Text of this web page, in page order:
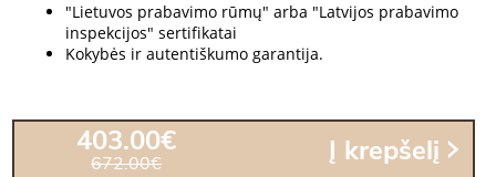
"Lietuvos prabavimo rūmų" arba "Latvijos prabavimo
inspekcijos" sertifikatai
Kokybės ir autentiškumo garantija.
403.00€
672.00€ Į krepšelį